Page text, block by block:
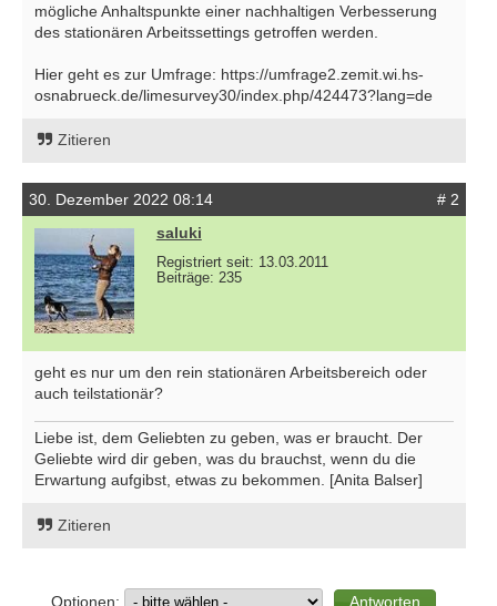
mögliche Anhaltspunkte einer nachhaltigen Verbesserung
des stationären Arbeitssettings getroffen werden.
Hier geht es zur Umfrage: https://umfrage2.zemit.wi.hs-
osnabrueck.de/limesurvey30/index.php/424473?lang=de
Zitieren
30. Dezember 2022 08:14
# 2
saluki
Registriert seit: 13.03.2011
Beiträge: 235
geht es nur um den rein stationären Arbeitsbereich oder
auch teilstationär?
Liebe ist, dem Geliebten zu geben, was er braucht. Der
Geliebte wird dir geben, was du brauchst, wenn du die
Erwartung aufgibst, etwas zu bekommen. [Anita Balser]
Zitieren
Optionen: